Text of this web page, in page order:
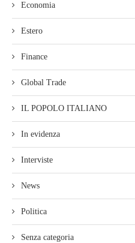
Economia
Estero
Finance
Global Trade
IL POPOLO ITALIANO
In evidenza
Interviste
News
Politica
Senza categoria